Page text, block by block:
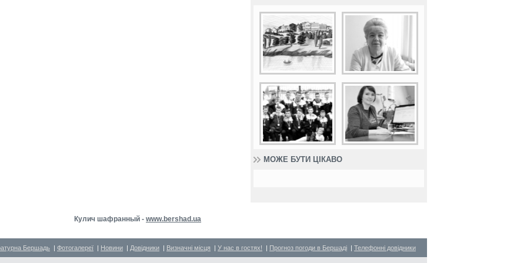
МОЖЕ БУТИ ЦІКАВО
Кулич шафранный - www.bershad.ua
Бершадь | Фотогалереї | Новини | Довідники | Визначні місця | У нас в гостях! | Прогноз погоди в Бершаді | Телефонні довідники